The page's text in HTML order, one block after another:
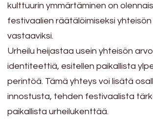
kulttuurin ymmärtäminen on
festivaalien räätälöimiseksi
vastaaviksi.
Urheilu heijastaa usein yhteisön
identiteettiä, esitellen paikallista
perintöä. Tämä yhteys voi lisätä
innostusta, tehden festivaalista
paikallista urheilukenttää.